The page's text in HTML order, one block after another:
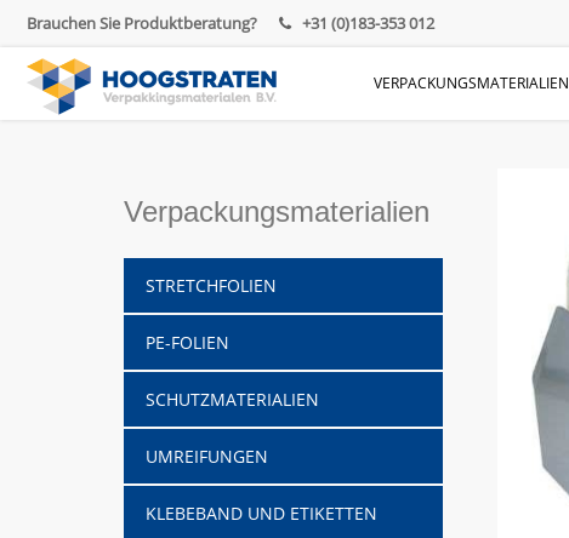
Brauchen Sie Produktberatung? +31 (0)183-353 012
VERPACKUNGSMATERIALIEN
Verpackungsmaterialien
STRETCHFOLIEN
PE-FOLIEN
SCHUTZMATERIALIEN
UMREIFUNGEN
KLEBEBAND UND ETIKETTEN